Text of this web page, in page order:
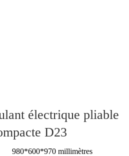
électrique pliable
D23
980*600*970 millimètres